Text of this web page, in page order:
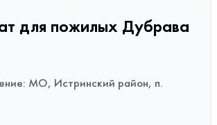
для пожилых Дубрава
МО, Истринский район, п.